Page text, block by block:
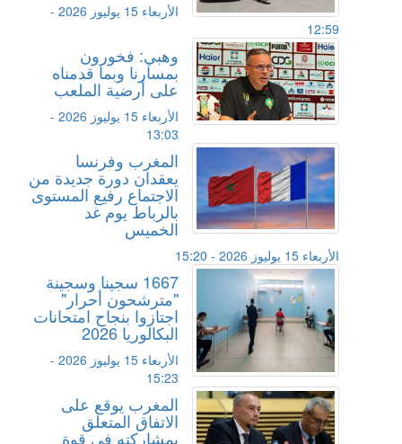
الأربعاء 15 يوليوز 2026 -
12:59
وهبي: فخورون
بمسارنا وبما قدمناه
على أرضية الملعب
الأربعاء 15 يوليوز 2026 -
13:03
المغرب وفرنسا
يعقدان دورة جديدة من
الاجتماع رفيع المستوى
بالرباط يوم غد
الخميس
الأربعاء 15 يوليوز 2026 - 15:20
1667 سجينا وسجينة
"مترشحون أحرار"
اجتازوا بنجاح امتحانات
البكالوريا 2026
الأربعاء 15 يوليوز 2026 -
15:23
المغرب يوقع على
الاتفاق المتعلق
بمشاركته في قوة